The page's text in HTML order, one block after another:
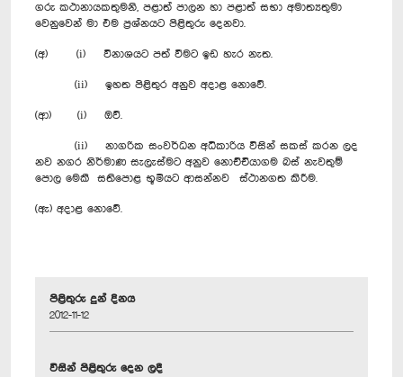
ගරු කථානායකතුමනි, පළාත් පාලන හා පළාත් සභා අමාත්‍යතුමා
වෙනුවෙන් මා එම ප්‍රශ්නයට පිළිතුරු දෙනවා.
(අ) (i) විනාශයට පත් වීමට ඉඩ හැර නැත.
(ii) ඉහත පිළිතුර අනුව අදාළ නොවේ.
(ආ) (i) ඔව්.
(ii) නාගරික සංවර්ධන අධිකාරිය විසින් සකස් කරන ලද
නව නගර නිර්මාණ සැලැස්මට අනුව නොච්චියාගම බස් නැවතුම්
පොල මෙකී සතිපොළ භූමියට ආසන්නව ස්ථානගත කිරීම.
(ඇ) අදාළ නොවේ.
පිළිතුරු දුන් දිනය
2012-11-12
විසින් පිළිතුරු දෙන ලදී